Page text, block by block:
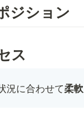
ジション
ス
況に合わせて柔